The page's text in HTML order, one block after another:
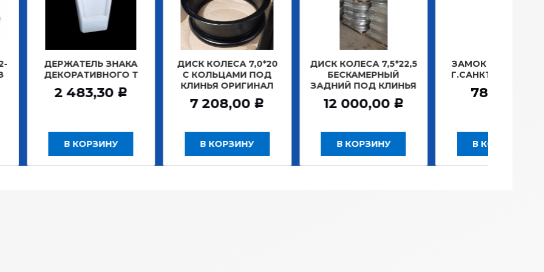
ЗНАКА
Т
Р
ДИСК КОЛЕСА 7,0*20
С КОЛЬЦАМИ ПОД
КЛИНЬЯ ОРИГИНАЛ
Р
ДИСК КОЛЕСА 7,5*22,5
БЕСКАМЕРНЫЙ
ЗАДНИЙ ПОД КЛИНЬЯ
12 000,00 Р
ЗАМОК ЗАЖИГАНИЯ
Г.САНКТ-ПЕТЕРБУРГ
781,20